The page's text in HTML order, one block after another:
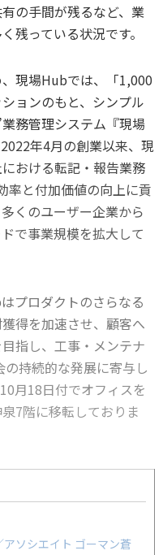
の手間が残るなど、業
残っている状況です。
現場Hubでは、「1,000
ョンのもと、シンプル
務管理システム『現場
年4月の創業以来、現
おける転記・報告業務
率と付加価値の向上に貢
くのユーザー企業から
で事業規模を拡大して
プロダクトのさらなる
得を加速させ、顧客へ
指し、工事・メンテナ
持続的な発展に寄与し
月18日付でオフィスを
7階に移転しておりま
ソシエイト ゴーマン蒼